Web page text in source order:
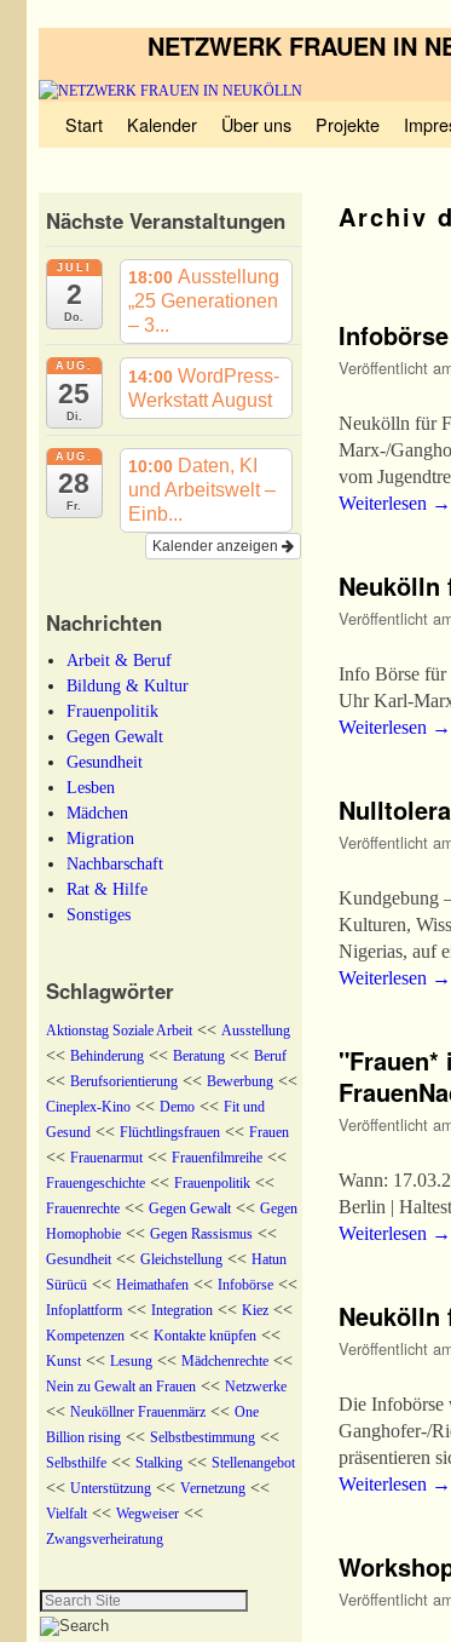
NETZWERK FRAUEN IN
Zum sekundären Inhalt wechseln
Start Kalender Über uns Projekte
Nächste Veranstaltungen
JULI
2
Do.
18:00 Ausstellung
„25 Generationen
– 3...
AUG.
25
Di.
14:00 WordPress-
Werkstatt August
AUG.
28
Fr.
10:00 Daten, KI
und Arbeitswelt –
Einb...
Kalender anzeigen
Nachrichten
Arbeit & Beruf
Bildung & Kultur
Frauenpolitik
Gegen Gewalt
Gesundheit
Lesben
Mädchen
Migration
Nachbarschaft
Rat & Hilfe
Sonstiges
Schlagwörter
Aktionstag Soziale Arbeit << Ausstellung
<< Behinderung << Beratung << Beruf
<< Berufsorientierung << Bewerbung <<
Cineplex-Kino << Demo << Fit und
Gesund << Flüchtlingsfrauen << Frauen
<< Frauenarmut << Frauenfilmreihe <<
Frauengeschichte << Frauenpolitik <<
Frauenrechte << Gegen Gewalt << Gegen
Homophobie << Gegen Rassismus <<
Gesundheit << Gleichstellung << Hatun
Sürücü << Heimathafen << Infobörse <<
Infoplattform << Integration << Kiez <<
Kompetenzen << Kontakte knüpfen <<
Kunst << Lesung << Mädchenrechte <<
Nein zu Gewalt an Frauen << Netzwerke
<< Neuköllner Frauenmärz << One
Billion rising << Selbstbestimmung <<
Selbsthilfe << Stalking << Stellenangebot
<< Unterstützung << Vernetzung <<
Vielfalt << Wegweiser <<
Zwangsverheiratung
Archiv
Veröffentlicht
Neukölln für
Marx-/
vom
Weiterlesen →
Neukölln
Veröffentlicht
Info Börse für
Uhr Karl-
Weiterlesen →
Veröffentlicht
Kundgebung
Kulturen,
Nigerias, auf
Weiterlesen →
Veröffentlicht
Wann:
Berlin |
Weiterlesen →
Neukölln
Veröffentlicht
Die Infobörse
Ganghofer-/
präsentieren
Weiterlesen →
Veröffentlicht